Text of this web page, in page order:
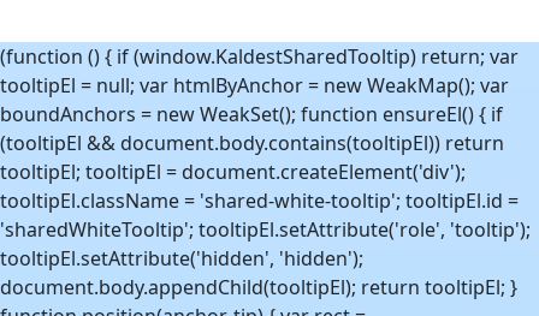
(function () { if (window.KaldestSharedTooltip) return; var
tooltipEl = null; var htmlByAnchor = new WeakMap(); var
boundAnchors = new WeakSet(); function ensureEl() { if
(tooltipEl && document.body.contains(tooltipEl)) return
tooltipEl; tooltipEl = document.createElement('div');
tooltipEl.className = 'shared-white-tooltip'; tooltipEl.id =
'sharedWhiteTooltip'; tooltipEl.setAttribute('role', 'tooltip');
tooltipEl.setAttribute('hidden', 'hidden');
document.body.appendChild(tooltipEl); return tooltipEl; }